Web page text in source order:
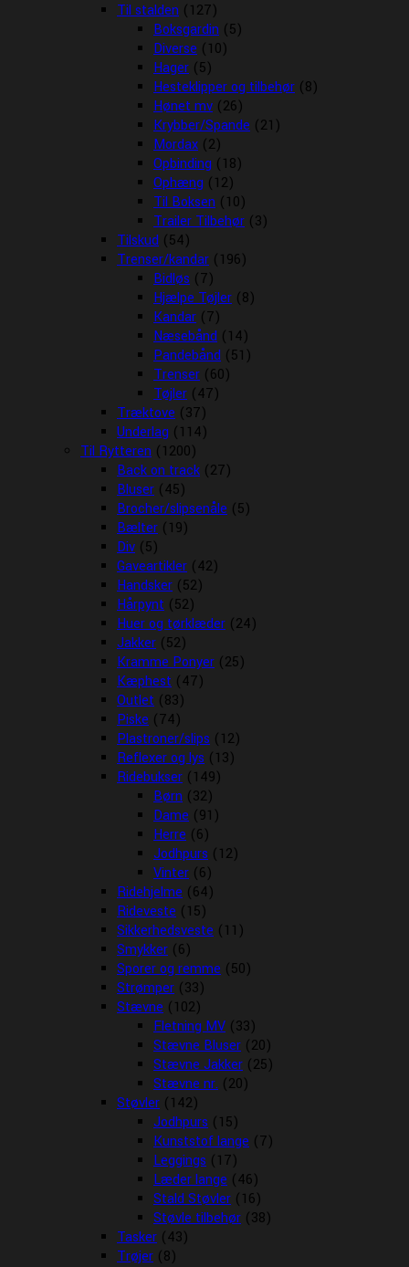
Til stalden (127)
Boksgardin (5)
Diverse (10)
Hager (5)
Hesteklipper og tilbehør (8)
Hønet mv (26)
Krybber/Spande (21)
Mordax (2)
Opbinding (18)
Ophæng (12)
Til Boksen (10)
Trailer Tilbehør (3)
Tilskud (54)
Trenser/kandar (196)
Bidløs (7)
Hjælpe Tøjler (8)
Kandar (7)
Næsebånd (14)
Pandebånd (51)
Trenser (60)
Tøjler (47)
Træktove (37)
Underlag (114)
Til Rytteren (1200)
Back on track (27)
Bluser (45)
Brocher/slipsenåle (5)
Bælter (19)
Div (5)
Gaveartikler (42)
Handsker (52)
Hårpynt (52)
Huer og tørklæder (24)
Jakker (52)
Kramme Ponyer (25)
Kæphest (47)
Outlet (83)
Piske (74)
Plastroner/slips (12)
Reflexer og lys (13)
Ridebukser (149)
Børn (32)
Dame (91)
Herre (6)
Jodhpurs (12)
Vinter (6)
Ridehjelme (64)
Rideveste (15)
Sikkerhedsveste (11)
Smykker (6)
Sporer og remme (50)
Strømper (33)
Stævne (102)
Fletning MV (33)
Stævne Bluser (20)
Stævne Jakker (25)
Stævne nr. (20)
Støvler (142)
Jodhpurs (15)
Kunststof lange (7)
Leggings (17)
Læder lange (46)
Stald Støvler (16)
Støvle tilbehør (38)
Tasker (43)
Trøjer (8)